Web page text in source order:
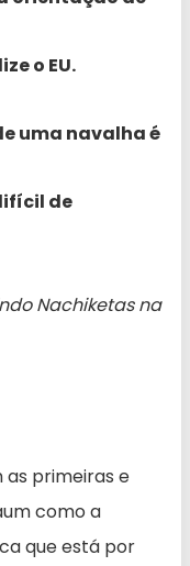
o EU.
uma navalha é
de
Nachiketas na
primeiras e
como a
que está por